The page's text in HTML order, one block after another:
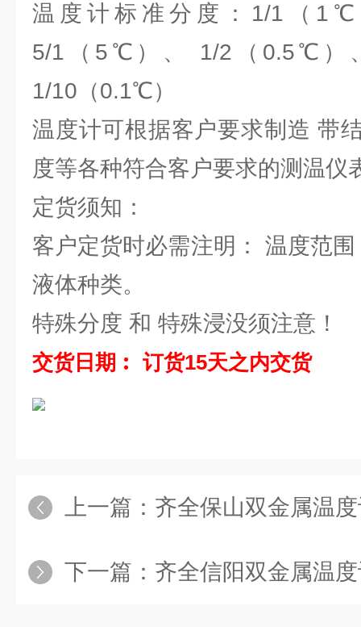
温度计标准分度：1/1（
5/1（5℃）、 1/2（0.5℃）
1/10（0.1℃）
温度计可根据客户要求制造 带
度等各种符合客户要求的测温仪
定货须知：
客户定货时必需注明： 温度范
液体种类。
特殊分度 和 特殊浸没须注意！
交货日期︰ 订货15天之内交货
上一篇： 齐全保山双金属温
下一篇： 齐全信阳双金属温